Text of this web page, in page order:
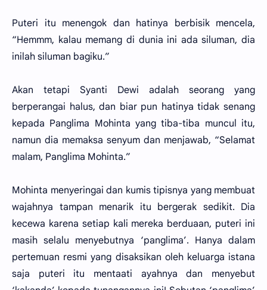
Puteri itu menengok dan hatinya berbisik mencela,
“Hemmm, kalau memang di dunia ini ada siluman, dia
inilah siluman bagiku.”
Akan tetapi Syanti Dewi adalah seorang yang
berperangai halus, dan biar pun hatinya tidak senang
kepada Panglima Mohinta yang tiba-tiba muncul itu,
namun dia memaksa senyum dan menjawab, “Selamat
malam, Panglima Mohinta.”
Mohinta menyeringai dan kumis tipisnya yang membuat
wajahnya tampan menarik itu bergerak sedikit. Dia
kecewa karena setiap kali mereka berduaan, puteri ini
masih selalu menyebutnya ‘panglima’. Hanya dalam
pertemuan resmi yang disaksikan oleh keluarga istana
saja puteri itu mentaati ayahnya dan menyebut